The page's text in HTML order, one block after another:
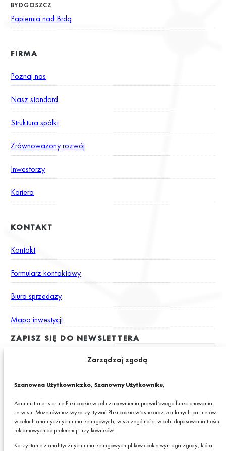
Zarządzaj zgodą
Szanowna Użytkowniczko, Szanowny Użytkowniku,
Administrator stosuje Pliki cookie w celu zapewnienia prawidłowego funkcjonowania
serwisu. Może również wykorzystywać Pliki cookie własne oraz zaufanych partnerów
w celach analitycznych i marketingowych, w szczególności w celu dopasowania treści
reklamowych do preferencji użytkowników.
Korzystanie z analitycznych i marketingowych plików cookie wymaga zgody, którą
BYDGOSZCZ
Papiernia nad Brdą
FIRMA
Poznaj nas
Nasz standard
Struktura spółki
Zrównoważony rozwój
Inwestorzy
Kariera
KONTAKT
Kontakt
Formularz kontaktowy
Biura sprzedaży
Mapa inwestycji
ZAPISZ SIĘ DO NEWSLETTERA
adres e-mail newslettera z informacjami o ciekawych promocjach,
produktach lub usługach GRANIT S.A.*
* Pola obowiązkowe
Podając swój adres e-mail wyrażasz zgodę na otrzymywanie drogą elektroniczną,
produktach lub usługach GRANIT S.A. oraz zgodę na przetwarzanie przez GRANIT